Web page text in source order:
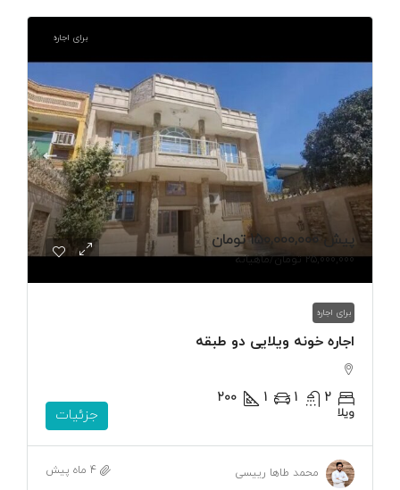
برای اجاره
پیش150,000,000 تومان
25,000,000 تومان /ماهیانه
برای اجاره
اجاره خونه ویلایی دو طبقه
2
1
1
200
ویلا جزئیات
محمد طاها رییسی 4 ماه پیش